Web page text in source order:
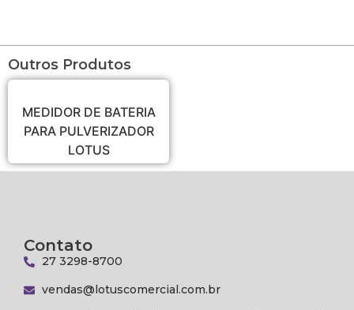
Outros Produtos
MEDIDOR DE BATERIA
PARA PULVERIZADOR
LOTUS
Contato
27 3298-8700
vendas@lotuscomercial.com.br